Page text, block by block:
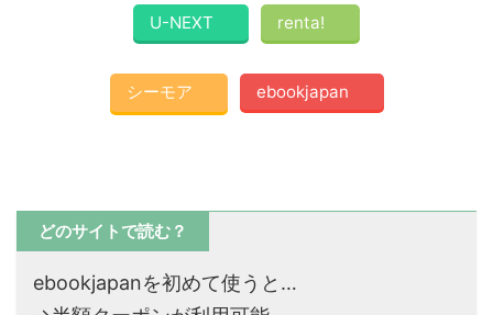
U-NEXT renta!
シーモア ebookjapan
どのサイトで読む？
ebookjapanを初めて使うと…